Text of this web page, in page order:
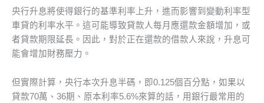
央行升息將使得銀行的基準利率上升，進而影響到變動利率型
車貸的利率水平。這可能導致貸款人每月應還款金額增加，或
者貸款期限延長。因此，對於正在還款的借款人來說，升息可
能會增加財務壓力。
但實際計算，央行本次升息半碼，即0.125個百分點，如果以
貸款70萬、36期、原本利率5.6%來算的話，用銀行最常用的